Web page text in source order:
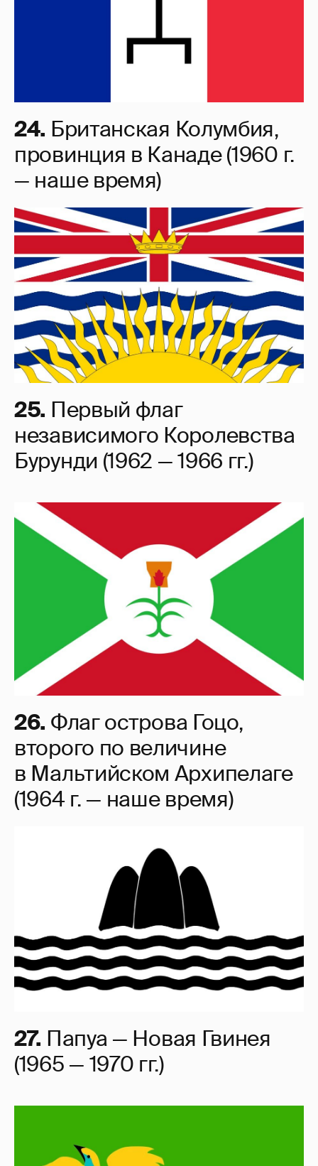
24. Британская Колумбия,
провинция в Канаде (1960 г.
— наше время)
25. Первый флаг
независимого Королевства
Бурунди (1962 — 1966 гг.)
26. Флаг острова Гоцо,
второго по величине
в Мальтийском Архипелаге
(1964 г. — наше время)
27. Папуа — Новая Гвинея
(1965 — 1970 гг.)